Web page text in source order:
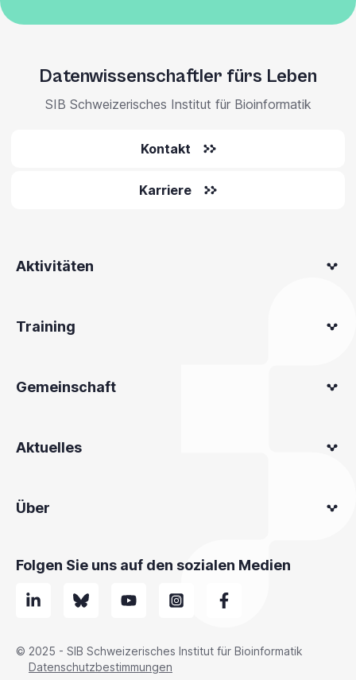
Datenwissenschaftler fürs Leben
SIB Schweizerisches Institut für Bioinformatik
Kontakt
Karriere
Aktivitäten
Training
Gemeinschaft
Aktuelles
Über
Folgen Sie uns auf den sozialen Medien
© 2025 - SIB Schweizerisches Institut für Bioinformatik
Datenschutzbestimmungen